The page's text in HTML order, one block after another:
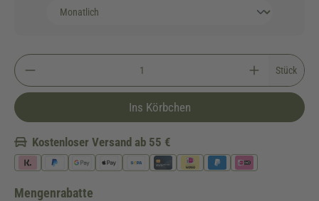
Stück
Ins Körbchen
Kostenloser Versand ab 55 €
Mengenrabatte